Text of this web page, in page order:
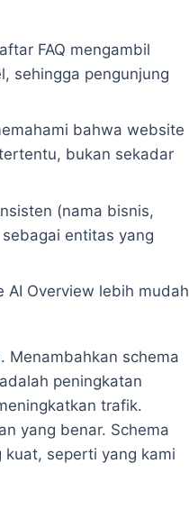
FAQ mengambil
sehingga pengunjung
bahwa website
bukan sekadar
(nama bisnis,
entitas yang
AI Overview lebih mudah
. Menambahkan schema
peningkatan
trafik.
yang benar. Schema
kuat, seperti yang kami